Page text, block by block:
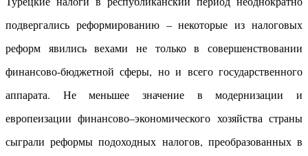
подвергались реформированию – некоторые из налоговых
реформ явились вехами не только в совершенствовании
финансово-бюджетной сферы, но и всего государственного
аппарата. Не меньшее значение в модернизации и
европеизации финансово–экономического хозяйства страны
сыграли реформы подоходных налогов, преобразованных в